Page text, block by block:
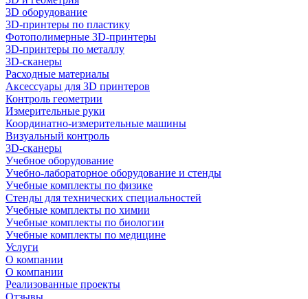
3D оборудование
3D-принтеры по пластику
Фотополимерные 3D-принтеры
3D-принтеры по металлу
3D-сканеры
Расходные материалы
Аксессуары для 3D принтеров
Контроль геометрии
Измерительные руки
Координатно-измерительные машины
Визуальный контроль
3D-сканеры
Учебное оборудование
Учебно-лабораторное оборудование и стенды
Учебные комплекты по физике
Стенды для технических специальностей
Учебные комплекты по химии
Учебные комплекты по биологии
Учебные комплекты по медицине
Услуги
О компании
О компании
Реализованные проекты
Отзывы